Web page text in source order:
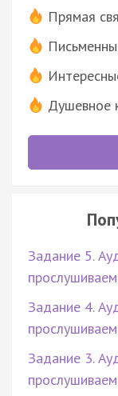
Прямая
Душевное
Задание 5.
Задание 4.
Задание 3.